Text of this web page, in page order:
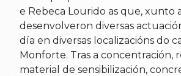
e Rebeca Lourido as que, xunto
desenvolveron diversas
día en diversas localizacións do
Monforte. Tras a concentración,
material de sensibilización,